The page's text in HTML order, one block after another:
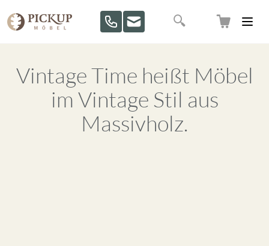
Suche
Vintage Time heißt Möbel
im Vintage Stil aus
Massivholz.